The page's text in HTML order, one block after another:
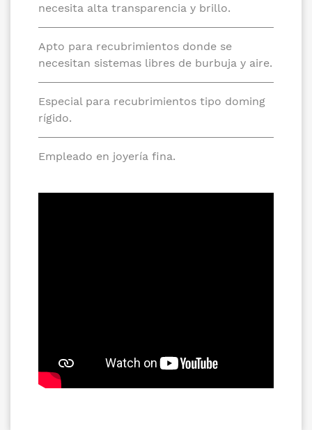
necesita alta transparencia y brillo.
Apto para recubrimientos donde se
necesitan sistemas libres de burbuja y aire.
Especial para recubrimientos tipo doming
rígido.
Empleado en joyería fina.